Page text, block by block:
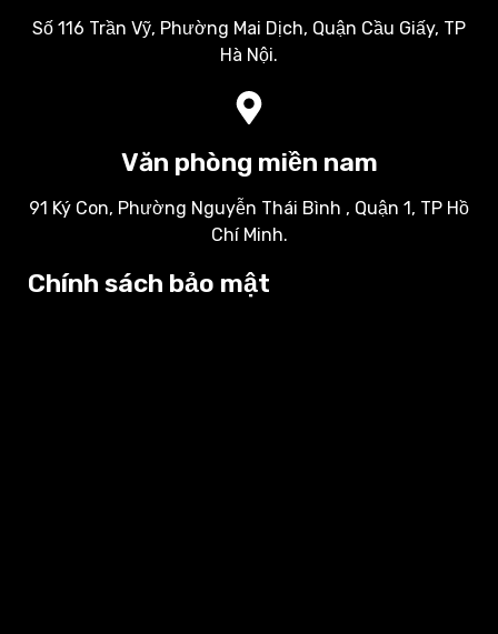
Số 116 Trần Vỹ, Phường Mai Dịch, Quận Cầu Giấy, TP
Hà Nội.
Văn phòng miền nam
91 Ký Con, Phường Nguyễn Thái Bình , Quận 1, TP Hồ
Chí Minh.
Chính sách bảo mật